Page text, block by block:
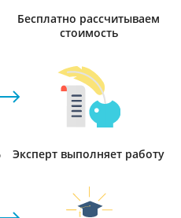
Бесплатно рассчитываем
стоимость
Эксперт выполняет работу